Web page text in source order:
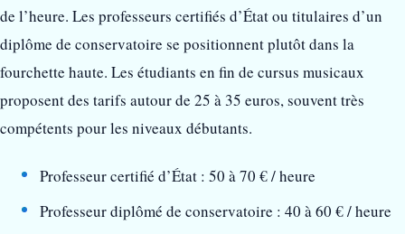
de l’heure. Les professeurs certifiés d’État ou titulaires d’un
diplôme de conservatoire se positionnent plutôt dans la
fourchette haute. Les étudiants en fin de cursus musicaux
proposent des tarifs autour de 25 à 35 euros, souvent très
compétents pour les niveaux débutants.
Professeur certifié d’État : 50 à 70 € / heure
Professeur diplômé de conservatoire : 40 à 60 € / heure